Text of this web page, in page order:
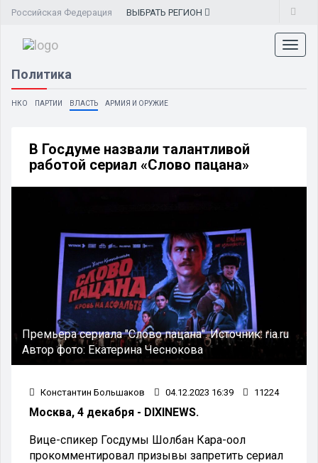
Российская Федерация ВЫБРАТЬ РЕГИОН
Политика
НКО ПАРТИИ ВЛАСТЬ АРМИЯ И ОРУЖИЕ
В Госдуме назвали талантливой
работой сериал «Слово пацана»
Премьера сериала "Слово пацана".Источник: ria.ru
Автор фото: Екатерина Чеснокова
Константин Большаков 04.12.2023 16:39 11224
Москва, 4 декабря - DIXINEWS.
Вице-спикер Госдумы Шолбан Кара-оол
прокомментировал призывы запретить сериал